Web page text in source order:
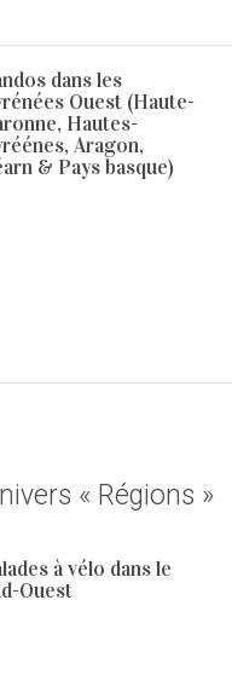
dans les
Ouest (Haute-
Hautes-
Aragon,
& Pays basque)
« Régions »
à vélo dans le
Ouest